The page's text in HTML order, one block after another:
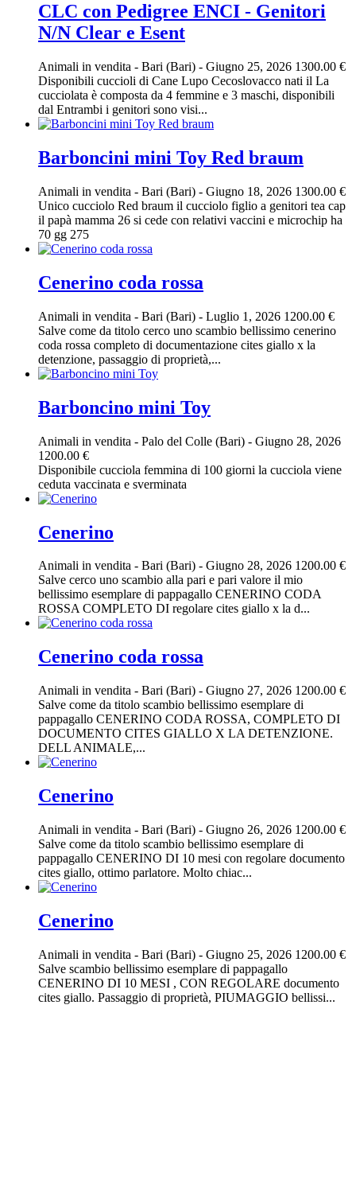
CLC con Pedigree ENCI - Genitori
N/N Clear e Esent
Animali in vendita - Bari (Bari) - Giugno 25, 2026 1300.00 €
Disponibili cuccioli di Cane Lupo Cecoslovacco nati il La
cucciolata è composta da 4 femmine e 3 maschi, disponibili
dal Entrambi i genitori sono visi...
Barboncini mini Toy Red braum
Animali in vendita - Bari (Bari) - Giugno 18, 2026 1300.00 €
Unico cucciolo Red braum il cucciolo figlio a genitori tea cap
il papà mamma 26 si cede con relativi vaccini e microchip ha
70 gg 275
Cenerino coda rossa
Animali in vendita - Bari (Bari) - Luglio 1, 2026 1200.00 €
Salve come da titolo cerco uno scambio bellissimo cenerino
coda rossa completo di documentazione cites giallo x la
detenzione, passaggio di proprietà,...
Barboncino mini Toy
Animali in vendita - Palo del Colle (Bari) - Giugno 28, 2026
1200.00 €
Disponibile cucciola femmina di 100 giorni la cucciola viene
ceduta vaccinata e sverminata
Cenerino
Animali in vendita - Bari (Bari) - Giugno 28, 2026 1200.00 €
Salve cerco uno scambio alla pari e pari valore il mio
bellissimo esemplare di pappagallo CENERINO CODA
ROSSA COMPLETO DI regolare cites giallo x la d...
Cenerino coda rossa
Animali in vendita - Bari (Bari) - Giugno 27, 2026 1200.00 €
Salve come da titolo scambio bellissimo esemplare di
pappagallo CENERINO CODA ROSSA, COMPLETO DI
DOCUMENTO CITES GIALLO X LA DETENZIONE.
DELL ANIMALE,...
Cenerino
Animali in vendita - Bari (Bari) - Giugno 26, 2026 1200.00 €
Salve come da titolo scambio bellissimo esemplare di
pappagallo CENERINO DI 10 mesi con regolare documento
cites giallo, ottimo parlatore. Molto chiac...
Cenerino
Animali in vendita - Bari (Bari) - Giugno 25, 2026 1200.00 €
Salve scambio bellissimo esemplare di pappagallo
CENERINO DI 10 MESI , CON REGOLARE documento
cites giallo. Passaggio di proprietà, PIUMAGGIO bellissi...